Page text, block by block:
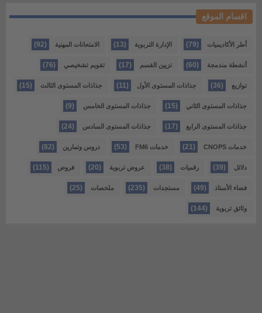
اقسام الموقع
أطر الأكاديميات (79) الإدارة التربوية (13) الامتحانات المهنية (92)
أنشطة مندمجة (60) تزيين القسم (17) تقويم تشخيصي (76)
توازيع (36) جذاذات المستوى الأول (11) جذاذات المستوى الثالث (15)
جذاذات المستوى الثاني (15) جذاذات المستوى الخامس (9)
جذاذات المستوى الرابع (17) جذاذات المستوى السادس (24)
خدمات CNOPS (21) خدمات FM6 (53) دروس وتمارين (82)
دلائل (39) رقميات (38) عروض تربوية (20) فروض (115)
فضاء الأستاذ (49) مستجدات (235) ملخصات (25)
وثائق تربوية (144)